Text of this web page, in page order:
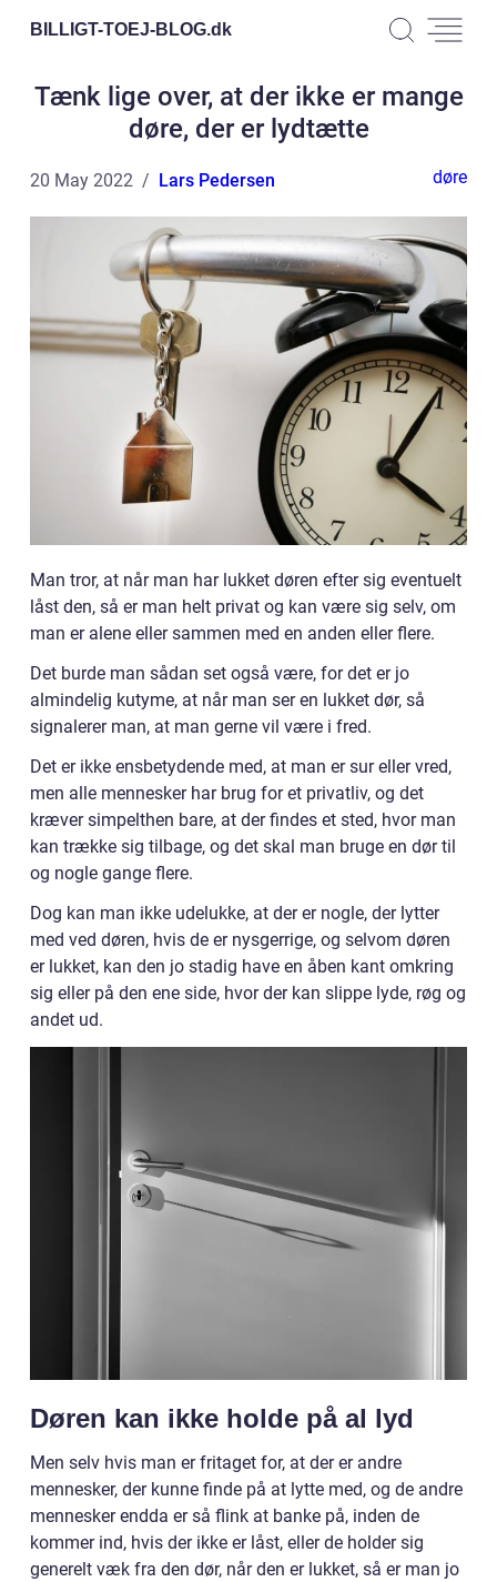
BILLIGT-TOEJ-BLOG.dk
Tænk lige over, at der ikke er mange
døre, der er lydtætte
20 May 2022 Lars Pedersen døre
Man tror, at når man har lukket døren efter sig eventuelt
låst den, så er man helt privat og kan være sig selv, om
man er alene eller sammen med en anden eller flere.
Det burde man sådan set også være, for det er jo
almindelig kutyme, at når man ser en lukket dør, så
signalerer man, at man gerne vil være i fred.
Det er ikke ensbetydende med, at man er sur eller vred,
men alle mennesker har brug for et privatliv, og det
kræver simpelthen bare, at der findes et sted, hvor man
kan trække sig tilbage, og det skal man bruge en dør til
og nogle gange flere.
Dog kan man ikke udelukke, at der er nogle, der lytter
med ved døren, hvis de er nysgerrige, og selvom døren
er lukket, kan den jo stadig have en åben kant omkring
sig eller på den ene side, hvor der kan slippe lyde, røg og
andet ud.
Døren kan ikke holde på al lyd
Men selv hvis man er fritaget for, at der er andre
mennesker, der kunne finde på at lytte med, og de andre
mennesker endda er så flink at banke på, inden de
kommer ind, hvis der ikke er låst, eller de holder sig
generelt væk fra den dør, når den er lukket, så er man jo